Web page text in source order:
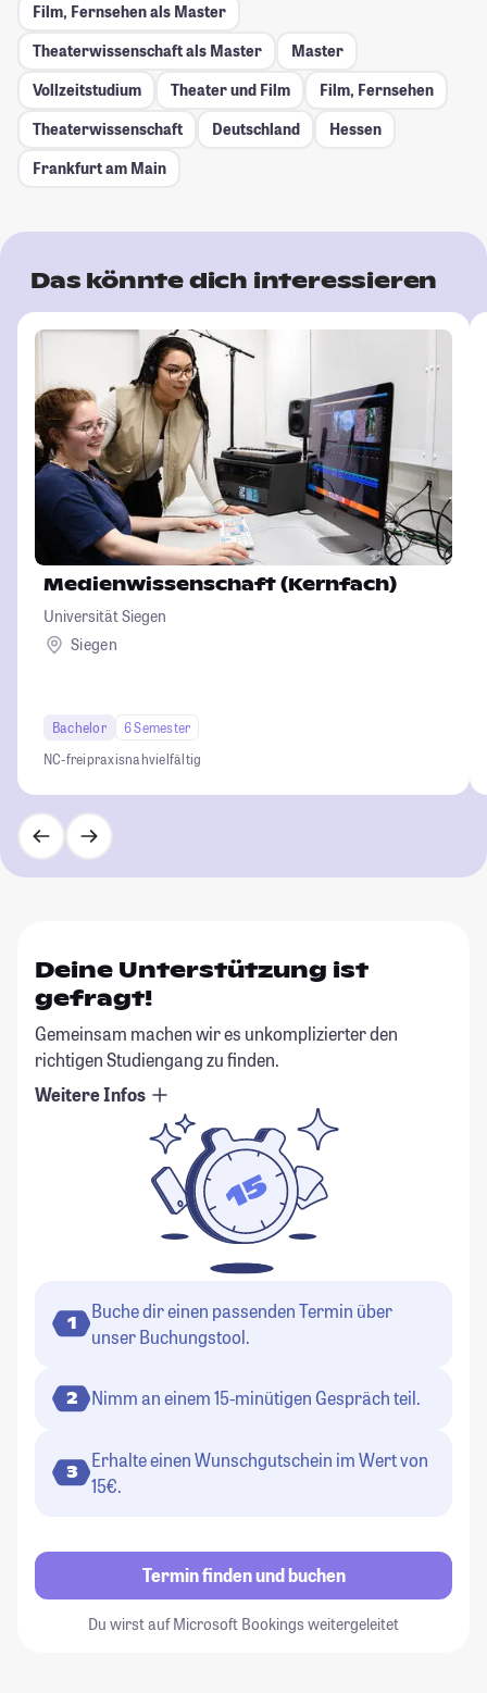
Film, Fernsehen als Master
Theaterwissenschaft als Master
Master
Vollzeitstudium
Theater und Film
Film, Fernsehen
Theaterwissenschaft
Deutschland
Hessen
Frankfurt am Main
Das könnte dich interessieren
Medienwissenschaft (Kernfach)
Universität Siegen
Siegen
Bachelor
6 Semester
NC-freipraxisnahvielfältig
Deine Unterstützung ist
gefragt!
Gemeinsam machen wir es unkomplizierter den
richtigen Studiengang zu finden.
Weitere Infos
1
Buche dir einen passenden Termin über
unser Buchungstool.
2 Nimm an einem 15-minütigen Gespräch teil.
3
Erhalte einen Wunschgutschein im Wert von
15€.
Termin finden und buchen
Du wirst auf Microsoft Bookings weitergeleitet